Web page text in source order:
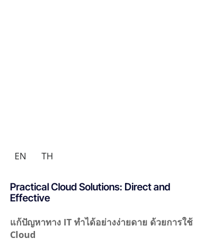
EN TH
Practical Cloud Solutions: Direct and
Effective
แก้ปัญหาทาง IT ทำได้อย่างง่ายดาย ด้วยการใช้
Cloud